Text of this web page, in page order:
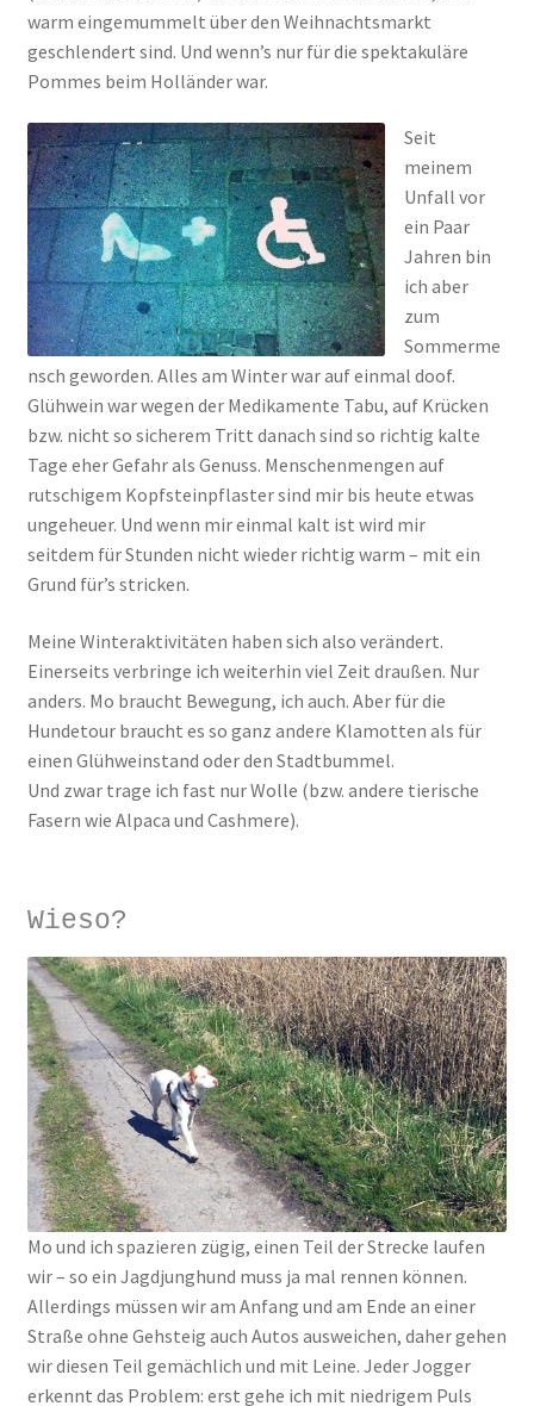
warm eingemummelt über den Weihnachtsmarkt
geschlendert sind. Und wenn’s nur für die spektakuläre
Pommes beim Holländer war.
Seit
meinem
Unfall vor
ein Paar
Jahren bin
ich aber
zum
Sommerme
nsch geworden. Alles am Winter war auf einmal doof.
Glühwein war wegen der Medikamente Tabu, auf Krücken
bzw. nicht so sicherem Tritt danach sind so richtig kalte
Tage eher Gefahr als Genuss. Menschenmengen auf
rutschigem Kopfsteinpflaster sind mir bis heute etwas
ungeheuer. Und wenn mir einmal kalt ist wird mir
seitdem für Stunden nicht wieder richtig warm – mit ein
Grund für’s stricken.
Meine Winteraktivitäten haben sich also verändert.
Einerseits verbringe ich weiterhin viel Zeit draußen. Nur
anders. Mo braucht Bewegung, ich auch. Aber für die
Hundetour braucht es so ganz andere Klamotten als für
einen Glühweinstand oder den Stadtbummel.
Und zwar trage ich fast nur Wolle (bzw. andere tierische
Fasern wie Alpaca und Cashmere).
Wieso?
Mo und ich spazieren zügig, einen Teil der Strecke laufen
wir – so ein Jagdjunghund muss ja mal rennen können.
Allerdings müssen wir am Anfang und am Ende an einer
Straße ohne Gehsteig auch Autos ausweichen, daher gehen
wir diesen Teil gemächlich und mit Leine. Jeder Jogger
erkennt das Problem: erst gehe ich mit niedrigem Puls